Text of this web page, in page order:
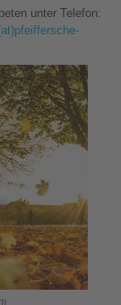
unter Telefon: